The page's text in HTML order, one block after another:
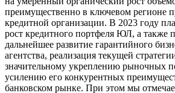
преимущественно в ключевом регионе
кредитной организации. В 2023 году
рост кредитного портфеля ЮЛ, а также
дальнейшее развитие гарантийного
агентства, реализация текущей
значительному укреплению рыночных
усилению его конкурентных
банковском рынке. При этом мы